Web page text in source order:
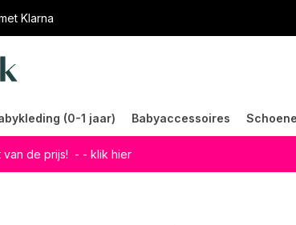
Klarna
(0-1 jaar) Babyaccessoires
de prijs! - - klik hier